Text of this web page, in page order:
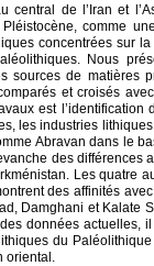
central de l’Iran et
comme
concentrées sur
Nous
sources de matières
et croisés
est
les industries
Abravan dans le
des différences
Les quatre
des affinités
Damghani et Kalate
données actuelles,
du
oriental.